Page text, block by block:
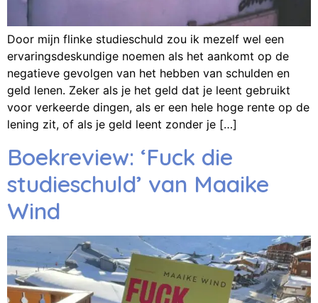
Door mijn flinke studieschuld zou ik mezelf wel een
ervaringsdeskundige noemen als het aankomt op de
negatieve gevolgen van het hebben van schulden en
geld lenen. Zeker als je het geld dat je leent gebruikt
voor verkeerde dingen, als er een hele hoge rente op de
lening zit, of als je geld leent zonder je […]
Boekreview: ‘Fuck die
studieschuld’ van Maaike
Wind